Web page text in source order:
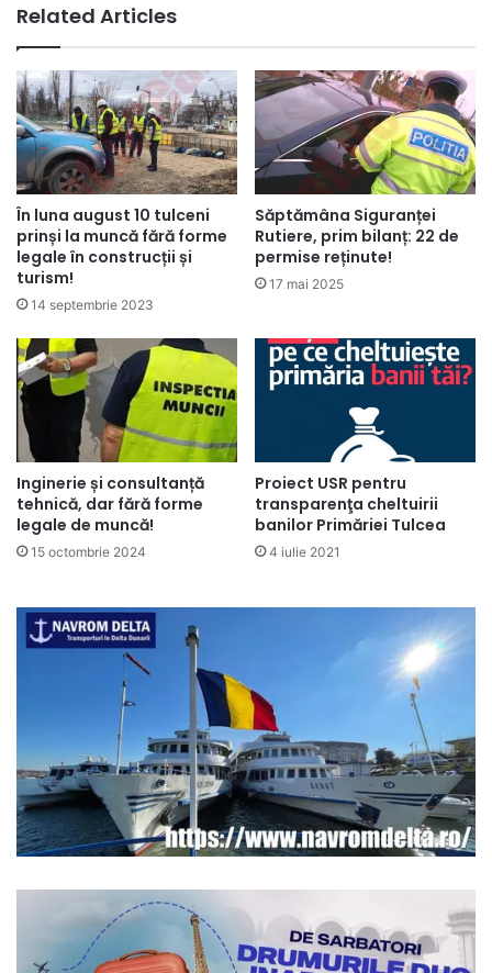
Related Articles
În luna august 10 tulceni
prinși la muncă fără forme
legale în construcții și
turism!
14 septembrie 2023
Săptămâna Siguranței
Rutiere, prim bilanț: 22 de
permise reținute!
17 mai 2025
Inginerie și consultanță
tehnică, dar fără forme
legale de muncă!
15 octombrie 2024
Proiect USR pentru
transparenţa cheltuirii
banilor Primăriei Tulcea
4 iulie 2021